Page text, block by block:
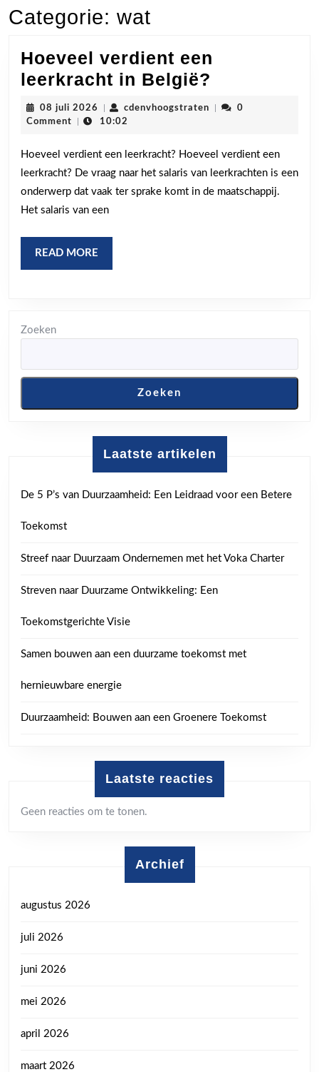
Categorie: wat
Hoeveel verdient een
leerkracht in België?
verdient
in
België?
08 juli 2026 08
juli
cdenvhoogstraten cdenvhoogstraten
0
Comment
10:02
Hoeveel verdient een leerkracht? Hoeveel verdient een
leerkracht? De vraag naar het salaris van leerkrachten is een
onderwerp dat vaak ter sprake komt in de maatschappij.
Het salaris van een
READ MORE
MORE
Zoeken
Zoeken
Laatste artikelen
De 5 P’s van Duurzaamheid: Een Leidraad voor een Betere
Toekomst
Streef naar Duurzaam Ondernemen met het Voka Charter
Streven naar Duurzame Ontwikkeling: Een
Toekomstgerichte Visie
Samen bouwen aan een duurzame toekomst met
hernieuwbare energie
Duurzaamheid: Bouwen aan een Groenere Toekomst
Laatste reacties
Geen reacties om te tonen.
Archief
augustus 2026
juli 2026
juni 2026
mei 2026
april 2026
maart 2026